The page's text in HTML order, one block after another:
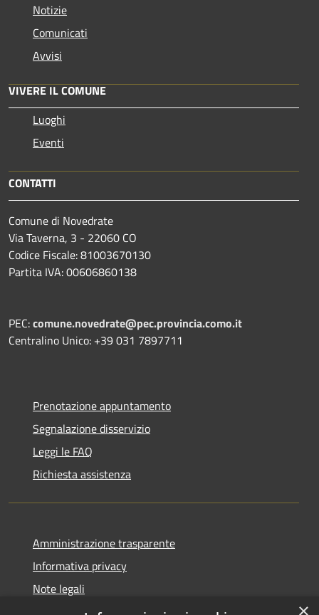
Notizie
Comunicati
Avvisi
VIVERE IL COMUNE
Luoghi
Eventi
CONTATTI
Comune di Novedrate
Via Taverna, 3 - 22060 CO
Codice Fiscale: 81003670130
Partita IVA: 00606860138
PEC:comune.novedrate@pec.provincia.como.it
Centralino Unico: +39 031 7897711
Prenotazione appuntamento
Segnalazione disservizio
Leggi le FAQ
Richiesta assistenza
Amministrazione trasparente
Informativa privacy
Note legali
Dichiarazione di accessibilità